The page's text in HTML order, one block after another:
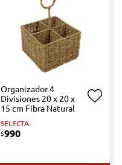
Organizador 4
Divisiones 20 x 20 x
15 cm Fibra Natural
SELECTA
$990